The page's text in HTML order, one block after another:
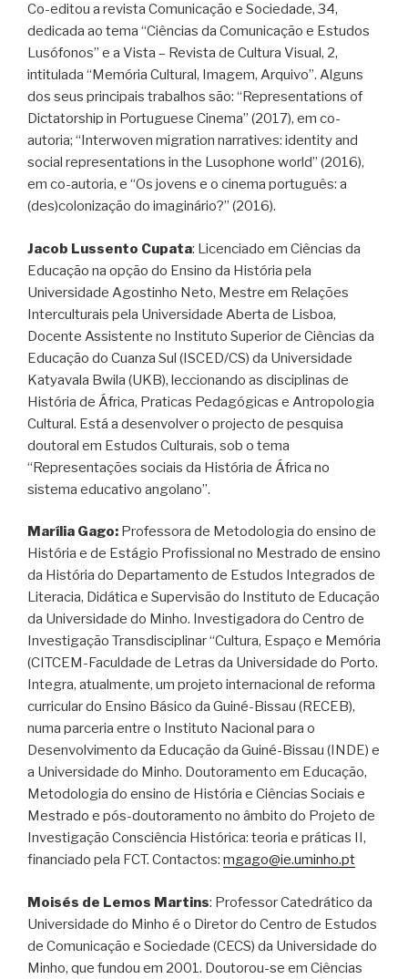
Co-editou a revista Comunicação e Sociedade, 34,
dedicada ao tema “Ciências da Comunicação e Estudos
Lusófonos” e a Vista – Revista de Cultura Visual, 2,
intitulada “Memória Cultural, Imagem, Arquivo”. Alguns
dos seus principais trabalhos são: “Representations of
Dictatorship in Portuguese Cinema” (2017), em co-
autoria; “Interwoven migration narratives: identity and
social representations in the Lusophone world” (2016),
em co-autoria, e “Os jovens e o cinema português: a
(des)colonização do imaginário?” (2016).
Jacob Lussento Cupata: Licenciado em Ciências da
Educação na opção do Ensino da História pela
Universidade Agostinho Neto, Mestre em Relações
Interculturais pela Universidade Aberta de Lisboa,
Docente Assistente no Instituto Superior de Ciências da
Educação do Cuanza Sul (ISCED/CS) da Universidade
Katyavala Bwila (UKB), leccionando as disciplinas de
História de África, Praticas Pedagógicas e Antropologia
Cultural. Está a desenvolver o projecto de pesquisa
doutoral em Estudos Culturais, sob o tema
“Representações sociais da História de África no
sistema educativo angolano”.
Marília Gago: Professora de Metodologia do ensino de
História e de Estágio Profissional no Mestrado de ensino
da História do Departamento de Estudos Integrados de
Literacia, Didática e Supervisão do Instituto de Educação
da Universidade do Minho. Investigadora do Centro de
Investigação Transdisciplinar “Cultura, Espaço e Memória
(CITCEM-Faculdade de Letras da Universidade do Porto.
Integra, atualmente, um projeto internacional de reforma
curricular do Ensino Básico da Guiné-Bissau (RECEB),
numa parceria entre o Instituto Nacional para o
Desenvolvimento da Educação da Guiné-Bissau (INDE) e
a Universidade do Minho. Doutoramento em Educação,
Metodologia do ensino de História e Ciências Sociais e
Mestrado e pós-doutoramento no âmbito do Projeto de
Investigação Consciência Histórica: teoria e práticas II,
financiado pela FCT. Contactos: mgago@ie.uminho.pt
Moisés de Lemos Martins: Professor Catedrático da
Universidade do Minho é o Diretor do Centro de Estudos
de Comunicação e Sociedade (CECS) da Universidade do
Minho, que fundou em 2001. Doutorou-se em Ciências